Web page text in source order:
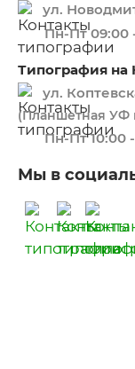
ул.
Пн-Пт 09:00
Типография на
ул.
(Планшетная УФ
Пн-Пт 10:00
Мы в